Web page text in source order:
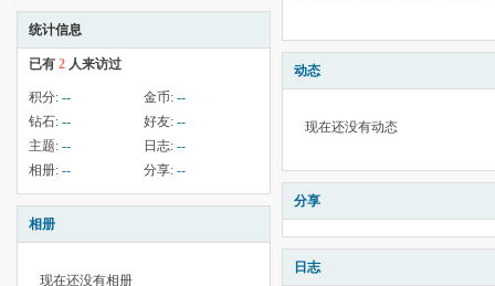
统计信息
已有 2 人来访过
积分: -- 金币: --
钻石: -- 好友: --
主题: -- 日志: --
相册: -- 分享: --
相册
现在还没有相册
动态
现在还没有动态
分享
日志